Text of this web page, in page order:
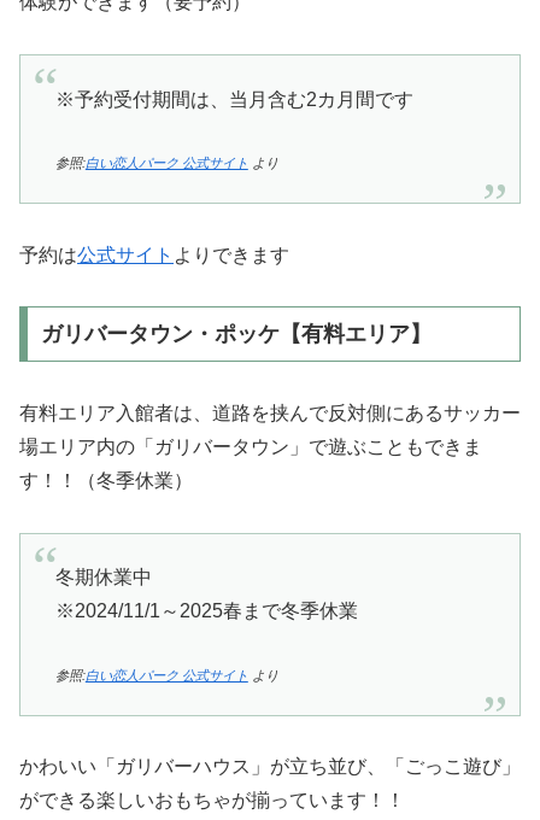
※予約受付期間は、当月含む2カ月間です
参照:白い恋人パーク 公式サイト より
予約は公式サイト よりできます
ガリバータウン・ポッケ【有料エリア】
有料エリア入館者は、道路を挟んで反対側にあるサッカー
場エリア内の「ガリバータウン」で遊ぶこともできま
す！！（冬季休業）
冬期休業中
※2024/11/1～2025春まで冬季休業
参照:白い恋人パーク 公式サイト より
かわいい「ガリバーハウス」が立ち並び、「ごっこ遊び」
ができる楽しいおもちゃが揃っています！！